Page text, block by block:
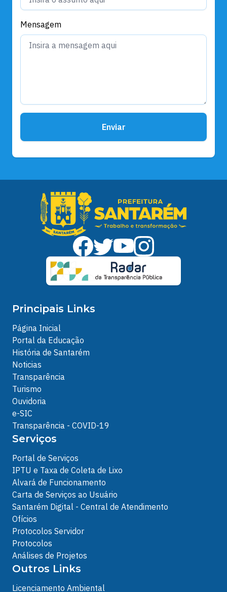
Mensagem
Enviar
Principais Links
Página Inicial
Portal da Educação
História de Santarém
Noticias
Transparência
Turismo
Ouvidoria
e-SIC
Transparência - COVID-19
Serviços
Portal de Serviços
IPTU e Taxa de Coleta de Lixo
Alvará de Funcionamento
Carta de Serviços ao Usuário
Santarém Digital - Central de Atendimento
Ofícios
Protocolos Servidor
Protocolos
Análises de Projetos
Outros Links
Licenciamento Ambiental